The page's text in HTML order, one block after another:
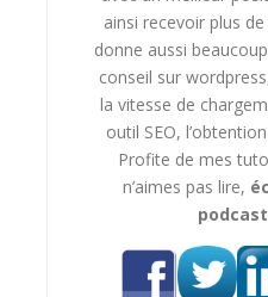
ainsi recevoir plus
donne aussi
conseil sur
la vitesse de
outil SEO,
Profite de mes
n’aimes pas lire,